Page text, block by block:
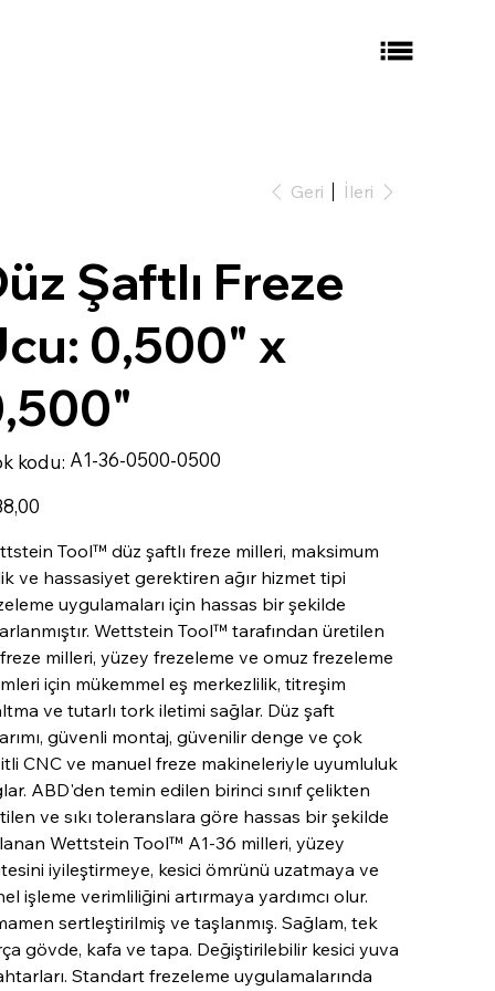
Geri İleri
Şaftlı Freze
0,500" x
kodu:
Stok
kodu:
A1-36-0500-0500
Tool™ düz şaftlı freze milleri, maksimum
ve hassasiyet gerektiren ağır hizmet tipi
uygulamaları için hassas bir şekilde
Wettstein Tool™ tarafından üretilen
milleri, yüzey frezeleme ve omuz frezeleme
için mükemmel eş merkezlilik, titreşim
ve tutarlı tork iletimi sağlar. Düz şaft
güvenli montaj, güvenilir denge ve çok
CNC ve manuel freze makineleriyle uyumluluk
ABD'den temin edilen birinci sınıf çelikten
ve sıkı toleranslara göre hassas bir şekilde
Wettstein Tool™ A1-36 milleri, yüzey
iyileştirmeye, kesici ömrünü uzatmaya ve
işleme verimliliğini artırmaya yardımcı olur.
sertleştirilmiş ve taşlanmış. Sağlam, tek
gövde, kafa ve tapa. Değiştirilebilir kesici yuva
Standart frezeleme uygulamalarında